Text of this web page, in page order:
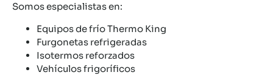
Somos especialistas en:
Equipos de frío Thermo King
Furgonetas refrigeradas
Isotermos reforzados
Vehículos frigoríficos